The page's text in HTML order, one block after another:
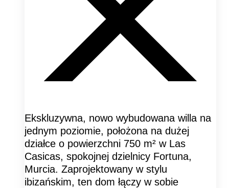
Ekskluzywna, nowo wybudowana willa na
jednym poziomie, położona na dużej
działce o powierzchni 750 m² w Las
Casicas, spokojnej dzielnicy Fortuna,
Murcia. Zaprojektowany w stylu
ibizańskim, ten dom łączy w sobie